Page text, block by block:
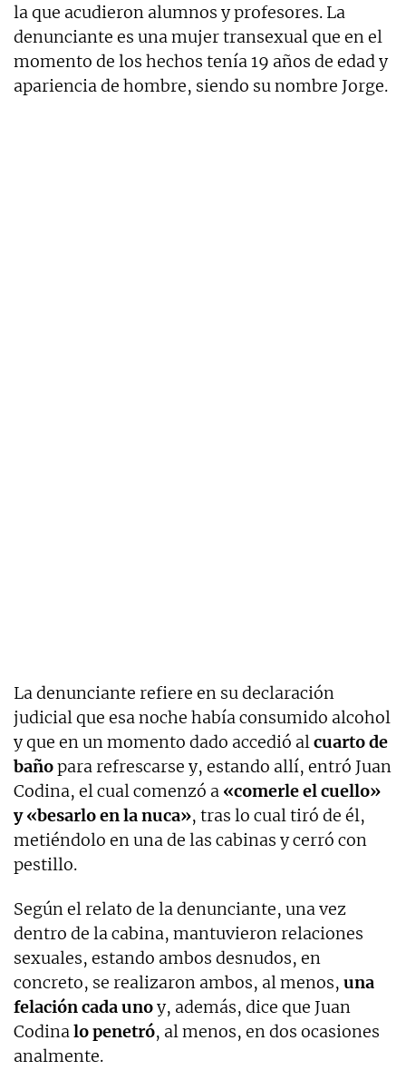
la que acudieron alumnos y profesores. La
denunciante es una mujer transexual que en el
momento de los hechos tenía 19 años de edad y
apariencia de hombre, siendo su nombre Jorge.
La denunciante refiere en su declaración
judicial que esa noche había consumido alcohol
y que en un momento dado accedió alcuarto de
bañopara refrescarse y, estando allí, entró Juan
Codina, el cual comenzó a «comerle el cuello»
y «besarlo en la nuca», tras lo cual tiró de él,
metiéndolo en una de las cabinas y cerró con
pestillo.
Según el relato de la denunciante, una vez
dentro de la cabina, mantuvieron relaciones
sexuales, estando ambos desnudos, en
concreto, se realizaron ambos, al menos, una
felación cada unoy, además, dice que Juan
Codinalo penetró, al menos, en dos ocasiones
analmente.